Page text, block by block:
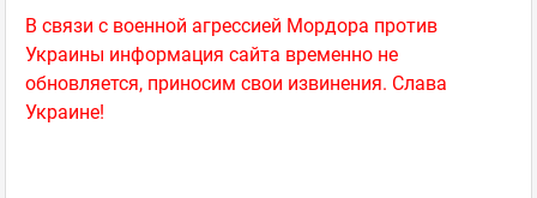
В связи с военной агрессией Мордора против
Украины информация сайта временно не
обновляется, приносим свои извинения. Слава
Украине!